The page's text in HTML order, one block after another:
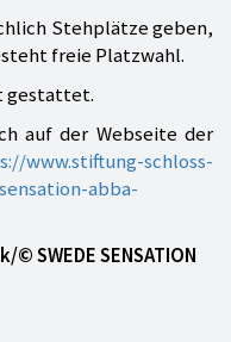
Stehplätze geben,
freie Platzwahl.
gestattet.
auf der Webseite der
www.stiftung-schloss-
abba-
SWEDE SENSATION